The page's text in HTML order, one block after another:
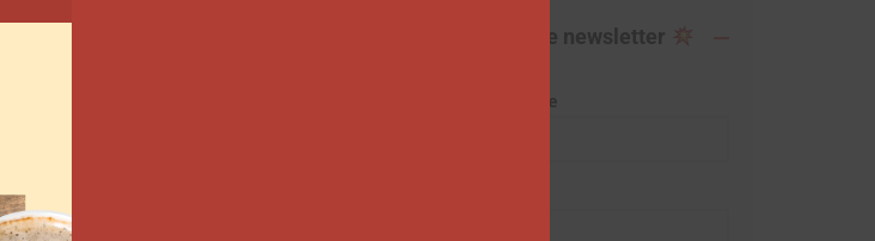
D’après les chiffres
Cycle, il y a 12,4 millions de
Au-delà de ces chiffres, il
du contenu running et
Abonnez-vous à notre newsletter
Adresse de messagerie